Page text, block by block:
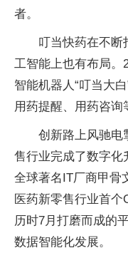
者。
叮当快药在不断
工智能上也有布局。
智能机器人“叮当大
用药提醒、用药咨询
创新路上风驰电
售行业完成了数字化
全球著名IT厂商甲骨
医药新零售行业首个
历时7月打磨而成的
数据智能化发展。